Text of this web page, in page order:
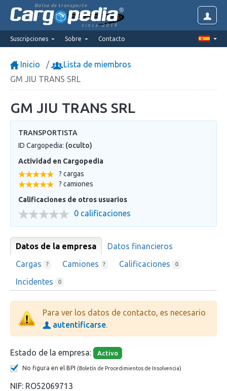
Bolsa de transporte
since 2014
Suscripciones Sobre Contacto
Inicio
Lista de miembros
GM JIU TRANS SRL
GM JIU TRANS SRL
TRANSPORTISTA
ID Cargopedia: (oculto)
Actividad en Cargopedia
? cargas
? camiones
Calificaciones de otros usuarios
0 calificaciones
Datos de la empresa
Datos financieros
Cargas
? Camiones ? Calificaciones 0
Incidentes 0
Para ver los datos de contacto, es necesario
autentificarse
Estado de la empresa: Activo
No figura en el BPI (Boletín de Procedimientos de Insolvencia)
NIF: RO52069713